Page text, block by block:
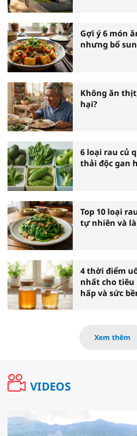
Gợi ý 6 món
nhưng bổ
Không ăn
hại?
6 loại rau củ
thải độc gan
Top 10 loại
tự nhiên và
4 thời điểm
nhất cho tiêu
hấp và sức
Xem thêm
VIDEOS